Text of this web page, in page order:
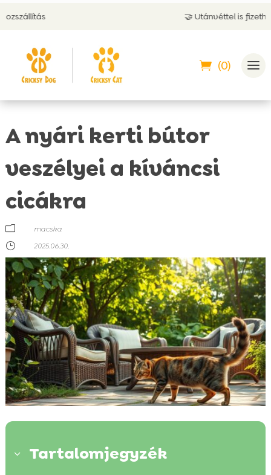
🤝 Utánvéttel is fizethetsz
(0)
A nyári kerti bútor
veszélyei a kíváncsi
cicákra
m
macska
}
2025.06.30.
3 Tartalomjegyzék